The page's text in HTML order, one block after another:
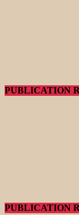
PUBLICATION
PUBLICATION